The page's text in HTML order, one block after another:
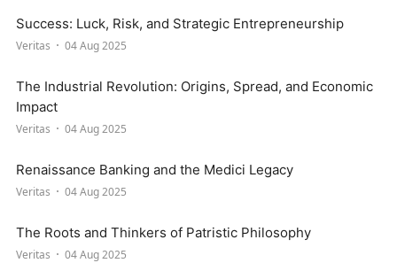
Success: Luck, Risk, and Strategic Entrepreneurship
Veritas 04 Aug 2025
The Industrial Revolution: Origins, Spread, and Economic
Impact
Veritas 04 Aug 2025
Renaissance Banking and the Medici Legacy
Veritas 04 Aug 2025
The Roots and Thinkers of Patristic Philosophy
Veritas 04 Aug 2025